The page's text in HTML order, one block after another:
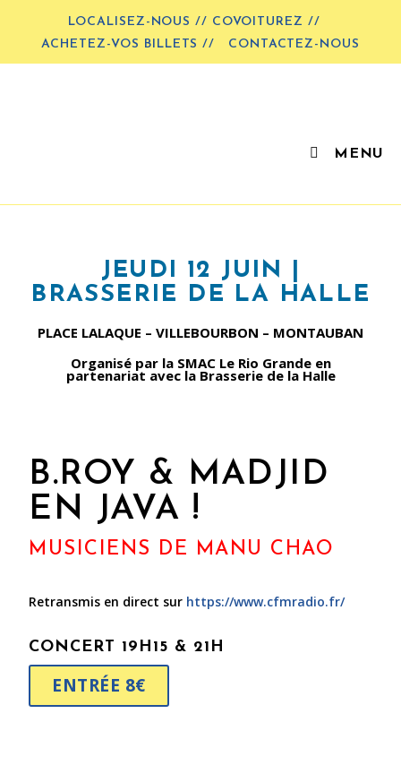
LOCALISEZ-NOUS // COVOITUREZ //
ACHETEZ-VOS BILLETS //
CONTACTEZ-NOUS
MENU
JEUDI 12 JUIN |
BRASSERIE DE LA HALLE
PLACE LALAQUE – VILLEBOURBON – MONTAUBAN
Organisé par la SMAC Le Rio Grande en
partenariat avec la Brasserie de la Halle
B.ROY & MADJID
EN JAVA !
MUSICIENS DE MANU CHAO
Retransmis en direct sur https://www.cfmradio.fr/
CONCERT 19H15 & 21H
ENTRÉE 8€